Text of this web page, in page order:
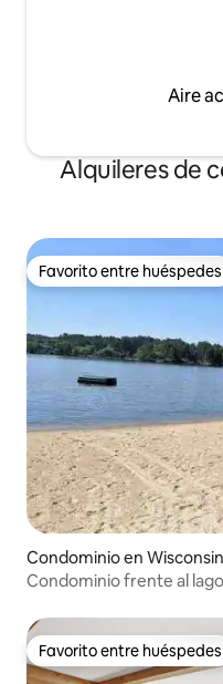
Aire
Alquileres de
Favorito entre huéspedes
Favorito entre huéspedes
Condominio en
Condominio frente al
Favorito entre huéspedes
Favorito entre huéspedes